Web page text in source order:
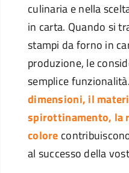
culinaria e nella
in carta. Quando si
stampi da forno in
produzione, le
semplice funzionalità.
dimensioni, il
spirottinamento, la
colore
al successo della